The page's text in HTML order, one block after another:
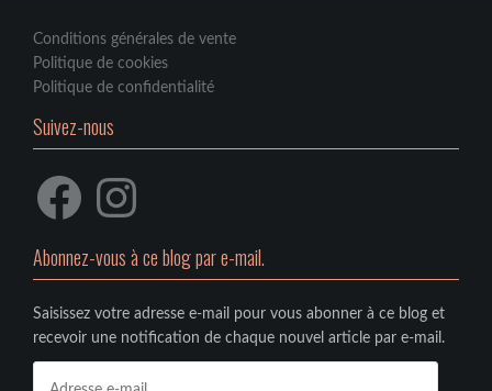
Conditions générales de vente
Politique de cookies
Politique de confidentialité
Suivez-nous
Facebook Instagram
Abonnez-vous à ce blog par e-mail.
Saisissez votre adresse e-mail pour vous abonner à ce blog et
recevoir une notification de chaque nouvel article par e-mail.